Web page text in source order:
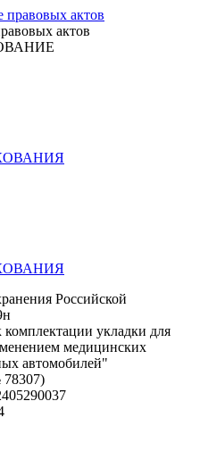
актов
Российской
укладки для
медицинских
автомобилей"
78307)